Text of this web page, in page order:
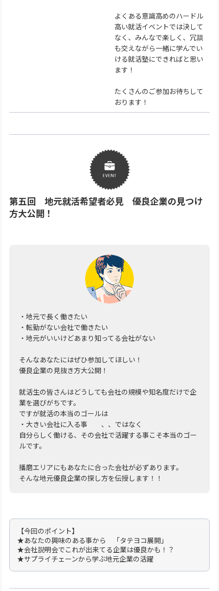
よくある意識高めのハードル
高い就活イベントでは決して
なく、みんなで楽しく、冗談
も交えながら一緒に学んでい
ける就活塾にできればと思い
ます！
たくさんのご参加お待ちして
おります！
第五回 地元就活希望者必見 優良企業の見つけ
方大公開！
・地元で長く働きたい
・転勤がない会社で働きたい
・地元がいいけどあまり知ってる会社がない
そんなあなたにはぜひ参加してほしい！
優良企業の見抜き方大公開！
就活生の皆さんはどうしても会社の規模や知名度だけで企
業を選びがちです。
ですが就活の本当のゴールは
・大きい会社に入る事 、、ではなく
自分らしく働ける、その会社で活躍する事こそ本当のゴー
ルです。
播磨エリアにもあなたに合った会社が必ずあります。
そんな地元優良企業の探し方を伝授します！！
【今回のポイント】
★あなたの興味のある事から 「タテヨコ展開」
★会社説明会でこれが出来てる企業は優良かも！？
★サプライチェーンから学ぶ地元企業の活躍